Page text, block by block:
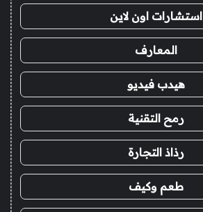
استشارات اون لاين
المعارف
هيدب فيديو
رمح التقنية
رذاذ التجارة
طعم وكيف